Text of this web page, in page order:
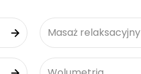
Masaż relaksacyjny